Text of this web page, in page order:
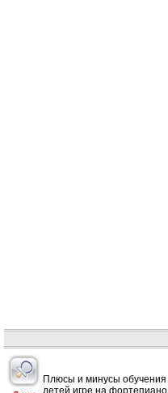
Плюсы и минусы обучения
детей игре на фортепиано